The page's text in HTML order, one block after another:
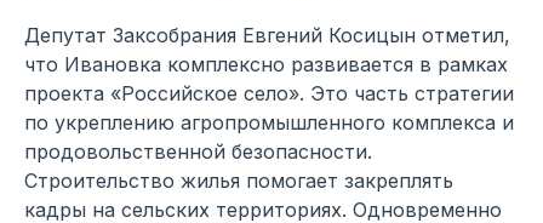
Депутат Заксобрания Евгений Косицын отметил,
что Ивановка комплексно развивается в рамках
проекта «Российское село». Это часть стратегии
по укреплению агропромышленного комплекса и
продовольственной безопасности.
Строительство жилья помогает закреплять
кадры на сельских территориях. Одновременно